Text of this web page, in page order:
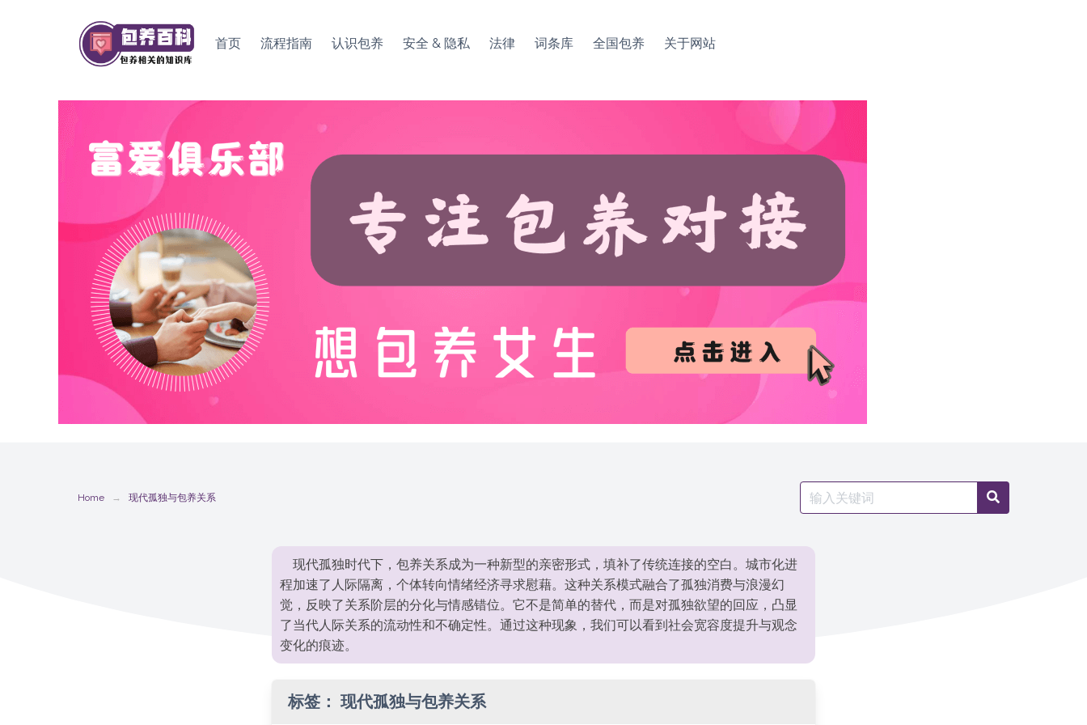
首页 流程指南 认识包养 安全 & 隐私 法律 词条库 全国包养 关于网站
Home 现代孤独与包养关系
Search
for:
Search
现代孤独时代下，包养关系成为一种新型的亲密形式，填补了传统连接的空白。城市化进
程加速了人际隔离，个体转向情绪经济寻求慰藉。这种关系模式融合了孤独消费与浪漫幻
觉，反映了关系阶层的分化与情感错位。它不是简单的替代，而是对孤独欲望的回应，凸显
了当代人际关系的流动性和不确定性。通过这种现象，我们可以看到社会宽容度提升与观念
变化的痕迹。
标签： 现代孤独与包养关系